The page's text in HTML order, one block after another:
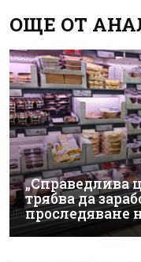
ОЩЕ ОТ
„Справедлива
трябва да
проследяване